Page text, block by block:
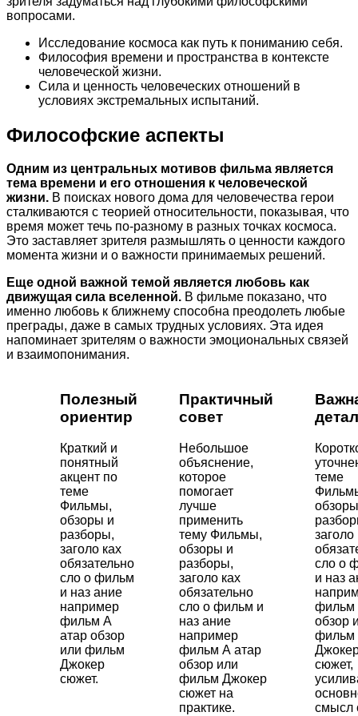
вопросами.
Исследование космоса как путь к пониманию себя.
Философия времени и пространства в контексте
человеческой жизни.
Сила и ценность человеческих отношений в
условиях экстремальных испытаний.
Философские аспекты
Одним из центральных мотивов фильма является
тема времени и его отношения к человеческой
жизни. В поисках нового дома для человечества герои
сталкиваются с теорией относительности, показывая, что
время может течь по-разному в разных точках космоса.
Это заставляет зрителя размышлять о ценности каждого
момента жизни и о важности принимаемых решений.
Еще одной важной темой является любовь как
движущая сила вселенной. В фильме показано, что
именно любовь к ближнему способна преодолеть любые
преграды, даже в самых трудных условиях. Эта идея
напоминает зрителям о важности эмоциональных связей
и взаимопонимания.
Полезный
ориентир
Краткий и
понятный
акцент по
теме
Фильмы,
обзоры и
разборы,
заголо ках
обязательно
сло о фильм
и наз ание
например
фильм А
атар обзор
или фильм
Джокер
сюжет.
Практичный
совет
Небольшое
объяснение,
которое
помогает
лучше
применить
тему Фильмы,
обзоры и
разборы,
заголо ках
обязательно
сло о фильм и
наз ание
например
фильм А атар
обзор или
фильм Джокер
сюжет на
практике.
теме
заголо
сло о
и наз
фильм
обзор
фильм
сюжет,
смысл